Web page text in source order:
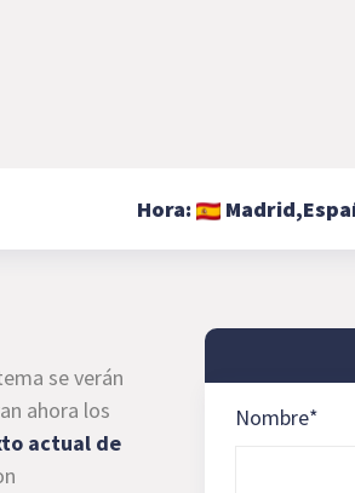
Hora: Madrid,
se verán
ahora los
actual de
Nombre*